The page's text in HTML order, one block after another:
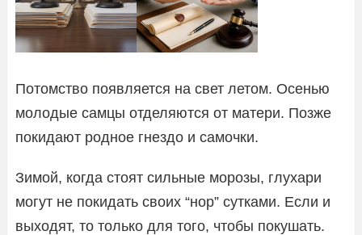
Потомство появляется на свет летом. Осенью
молодые самцы отделяются от матери. Позже
покидают родное гнездо и самочки.
Зимой, когда стоят сильные морозы, глухари
могут не покидать своих “нор” сутками. Если и
выходят, то только для того, чтобы покушать.